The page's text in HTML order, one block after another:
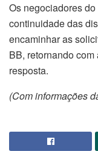
Os negociadores
continuidade das
encaminhar as
BB, retornando
resposta.
(Com informações